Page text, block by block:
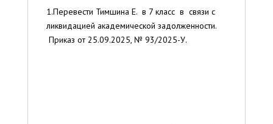
1.Перевести Тимшина Е. в 7 класс в связи с
ликвидацией академической задолженности.
Приказ от 25.09.2025, № 93/2025-У.